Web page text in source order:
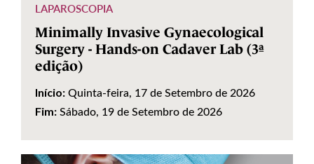
LAPAROSCOPIA
Minimally Invasive Gynaecological
Surgery - Hands-on Cadaver Lab (3ª
edição)
Início: Quinta-feira, 17 de Setembro de 2026
Fim: Sábado, 19 de Setembro de 2026